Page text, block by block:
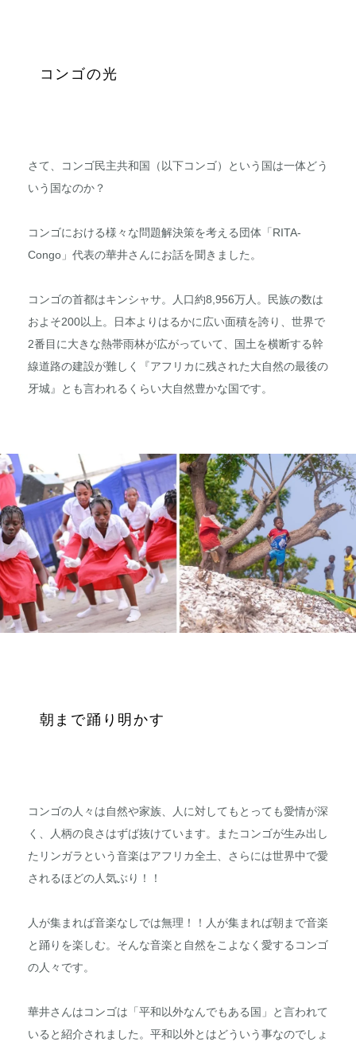
コンゴの光
さて、コンゴ民主共和国（以下コンゴ）という国は一体どう
いう国なのか？
コンゴにおける様々な問題解決策を考える団体「RITA-
Congo」代表の華井さんにお話を聞きました。
コンゴの首都はキンシャサ。人口約8,956万人。民族の数は
およそ200以上。日本よりはるかに広い面積を誇り、世界で
2番目に大きな熱帯雨林が広がっていて、国土を横断する幹
線道路の建設が難しく『アフリカに残された大自然の最後の
牙城』とも言われるくらい大自然豊かな国です。
朝まで踊り明かす
コンゴの人々は自然や家族、人に対してもとっても愛情が深
く、人柄の良さはずば抜けています。またコンゴが生み出し
たリンガラという音楽はアフリカ全土、さらには世界中で愛
されるほどの人気ぶり！！
人が集まれば音楽なしでは無理！！人が集まれば朝まで音楽
と踊りを楽しむ。そんな音楽と自然をこよなく愛するコンゴ
の人々です。
華井さんはコンゴは「平和以外なんでもある国」と言われて
いると紹介されました。平和以外とはどういう事なのでしょ